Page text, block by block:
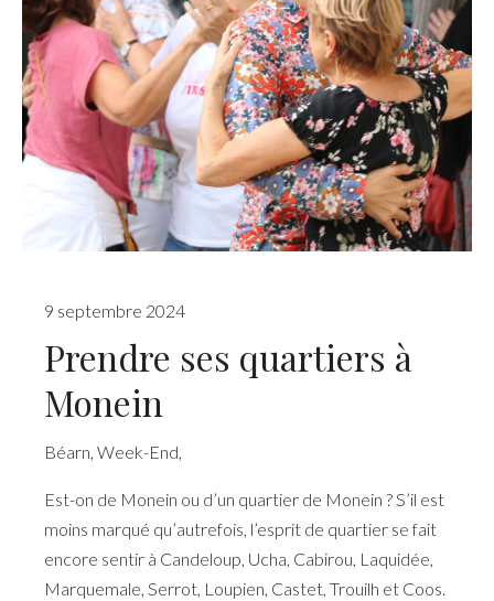
9 septembre 2024
Prendre ses quartiers à
Monein
Béarn, Week-End,
Est-on de Monein ou d’un quartier de Monein ? S’il est
moins marqué qu’autrefois, l’esprit de quartier se fait
encore sentir à Candeloup, Ucha, Cabirou, Laquidée,
Marquemale, Serrot, Loupien, Castet, Trouilh et Coos.